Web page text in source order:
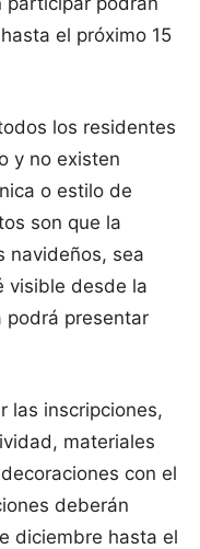
el próximo 15
los residentes
y no existen
o estilo de
son que la
navideños, sea
visible desde la
podrá presentar
las inscripciones,
materiales
con el
deberán
diciembre hasta el